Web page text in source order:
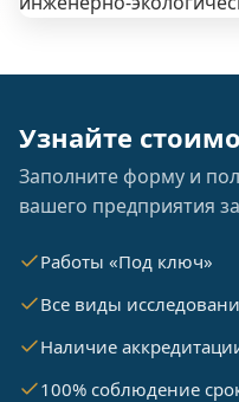
Узнайте
Заполните форму и
вашего предприятия
Работы «Под ключ»
Все виды
Наличие
100% соблюдение